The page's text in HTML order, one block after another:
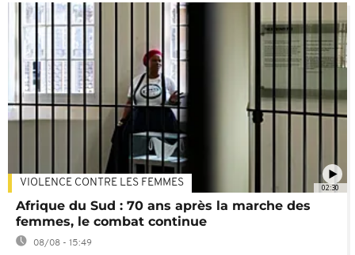
02:30
VIOLENCE CONTRE LES FEMMES
Afrique du Sud : 70 ans après la marche des
femmes, le combat continue
08/08 - 15:49